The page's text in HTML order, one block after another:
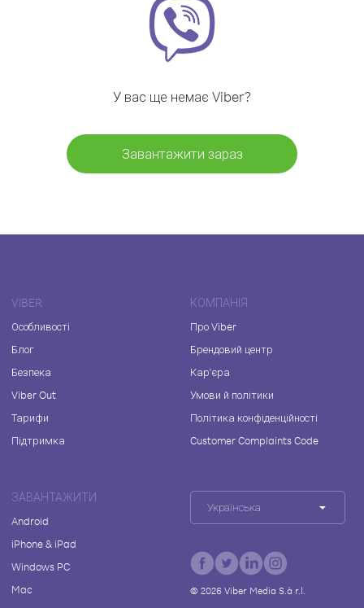
У вас ще немає Viber?
Завантажити зараз
VIBER
Особливості
Блог
Безпека
Viber Out
Тарифи
Підтримка
КОМПАНІЯ
Про Viber
Брендовий центр
Кар'єра
Умови й політики
Політика конфіденційності
Customer Complaints Code
ЗАВАНТАЖИТИ
Android
iPhone & iPad
Windows PC
Mac
Українська
© 2026Viber Media S.à r.l.